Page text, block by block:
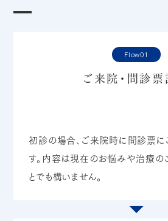
Flow01
ご来院・問診
初診の場合、ご来院時に問診票に
す。内容は現在のお悩みや治療の
とでも構いません。